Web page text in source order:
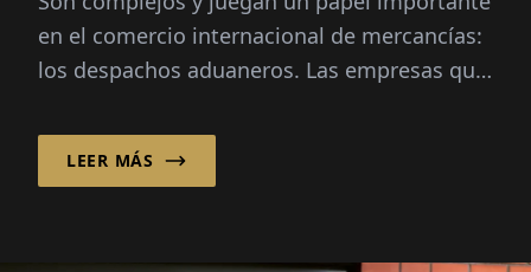
en el comercio internacional de mercancías:
los despachos aduaneros. Las empresas que
importación...
LEER MÁS